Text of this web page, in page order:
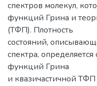
спектров молекул,
функций Грина и
(ТФП). Плотность
состояний,
спектра,
функций Грина
и квазичастичной